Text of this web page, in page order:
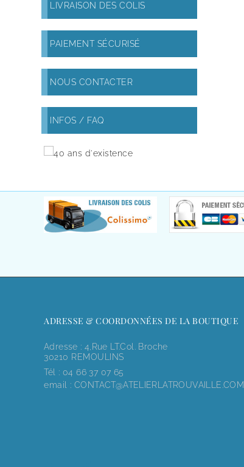
LIVRAISON DES COLIS
PAIEMENT SÉCURISÉ
NOUS CONTACTER
INFOS / FAQ
ADRESSE & COORDONNÉES DE LA BOUTIQUE
Adresse : 4,rue LT.Col. Broche
30210 REMOULINS
Tél : 04 66 37 07 65
email : CONTACT@ATELIERLATROUVAILLE.COM